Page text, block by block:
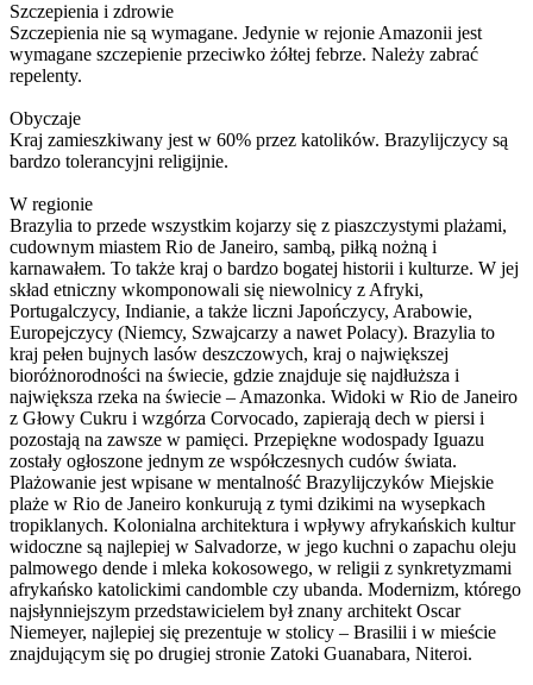
Szczepienia i zdrowie
Szczepienia nie są wymagane. Jedynie w rejonie Amazonii jest
wymagane szczepienie przeciwko żółtej febrze. Należy zabrać
repelenty.
Obyczaje
Kraj zamieszkiwany jest w 60% przez katolików. Brazylijczycy są
bardzo tolerancyjni religijnie.
W regionie
Brazylia to przede wszystkim kojarzy się z piaszczystymi plażami,
cudownym miastem Rio de Janeiro, sambą, piłką nożną i
karnawałem. To także kraj o bardzo bogatej historii i kulturze. W jej
skład etniczny wkomponowali się niewolnicy z Afryki,
Portugalczycy, Indianie, a także liczni Japończycy, Arabowie,
Europejczycy (Niemcy, Szwajcarzy a nawet Polacy). Brazylia to
kraj pełen bujnych lasów deszczowych, kraj o największej
bioróżnorodności na świecie, gdzie znajduje się najdłuższa i
największa rzeka na świecie – Amazonka. Widoki w Rio de Janeiro
z Głowy Cukru i wzgórza Corvocado, zapierają dech w piersi i
pozostają na zawsze w pamięci. Przepiękne wodospady Iguazu
zostały ogłoszone jednym ze współczesnych cudów świata.
Plażowanie jest wpisane w mentalność Brazylijczyków Miejskie
plaże w Rio de Janeiro konkurują z tymi dzikimi na wysepkach
tropiklanych. Kolonialna architektura i wpływy afrykańskich kultur
widoczne są najlepiej w Salvadorze, w jego kuchni o zapachu oleju
palmowego dende i mleka kokosowego, w religii z synkretyzmami
afrykańsko katolickimi candomble czy ubanda. Modernizm, którego
najsłynniejszym przedstawicielem był znany architekt Oscar
Niemeyer, najlepiej się prezentuje w stolicy – Brasilii i w mieście
znajdującym się po drugiej stronie Zatoki Guanabara, Niteroi.